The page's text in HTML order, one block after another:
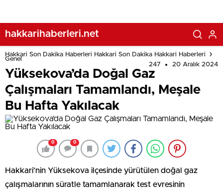
hakkarihaberleri.net
Hakkari Son Dakika Haberleri Hakkari Son Dakika Hakkari Haberleri
Genel
247
20 Aralık 2024
Yüksekova’da Doğal Gaz
Çalışmaları Tamamlandı, Meşale
Bu Hafta Yakılacak
0 0
Hakkari’nin Yüksekova ilçesinde yürütülen doğal gaz
çalışmalarının süratle tamamlanarak test evresinin